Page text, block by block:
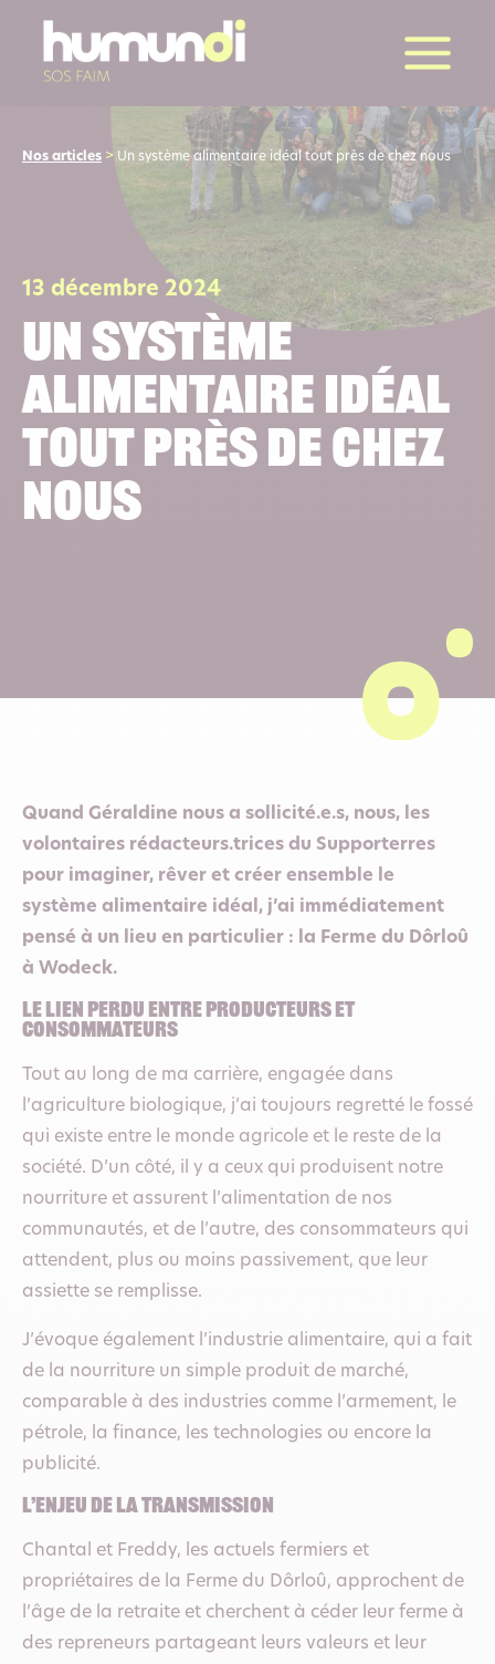
Nos articles > Un système alimentaire idéal tout près de chez nous
13 décembre 2024
Un système
alimentaire idéal
tout près de chez
nous
Quand Géraldine nous a sollicité.e.s, nous, les
volontaires rédacteurs.trices du Supporterres
pour imaginer, rêver et créer ensemble le
système alimentaire idéal, j’ai immédiatement
pensé à un lieu en particulier : la Ferme du Dôrloû
à Wodeck.
Le lien perdu entre producteurs et
consommateurs
Tout au long de ma carrière, engagée dans
l’agriculture biologique, j’ai toujours regretté le fossé
qui existe entre le monde agricole et le reste de la
société. D’un côté, il y a ceux qui produisent notre
nourriture et assurent l’alimentation de nos
communautés, et de l’autre, des consommateurs qui
attendent, plus ou moins passivement, que leur
assiette se remplisse.
J’évoque également l’industrie alimentaire, qui a fait
de la nourriture un simple produit de marché,
comparable à des industries comme l’armement, le
pétrole, la finance, les technologies ou encore la
publicité.
L’enjeu de la transmission
Chantal et Freddy, les actuels fermiers et
propriétaires de la Ferme du Dôrloû, approchent de
l’âge de la retraite et cherchent à céder leur ferme à
des repreneurs partageant leurs valeurs et leur